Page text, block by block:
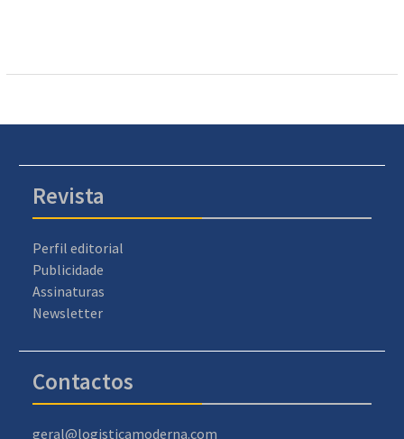
Revista
Perfil editorial
Publicidade
Assinaturas
Newsletter
Contactos
geral@logisticamoderna.com